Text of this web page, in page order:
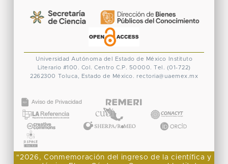
Universidad Autónoma del Estado de México
Instituto
Literario #100. Col. Centro C.P. 50000. Tel. (01-722)
2262300 Toluca, Estado de México. rectoria@uaemex.mx
"2026, Conmemoración del ingreso de la científica y